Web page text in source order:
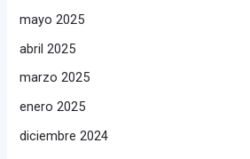
mayo 2025
abril 2025
marzo 2025
enero 2025
diciembre 2024